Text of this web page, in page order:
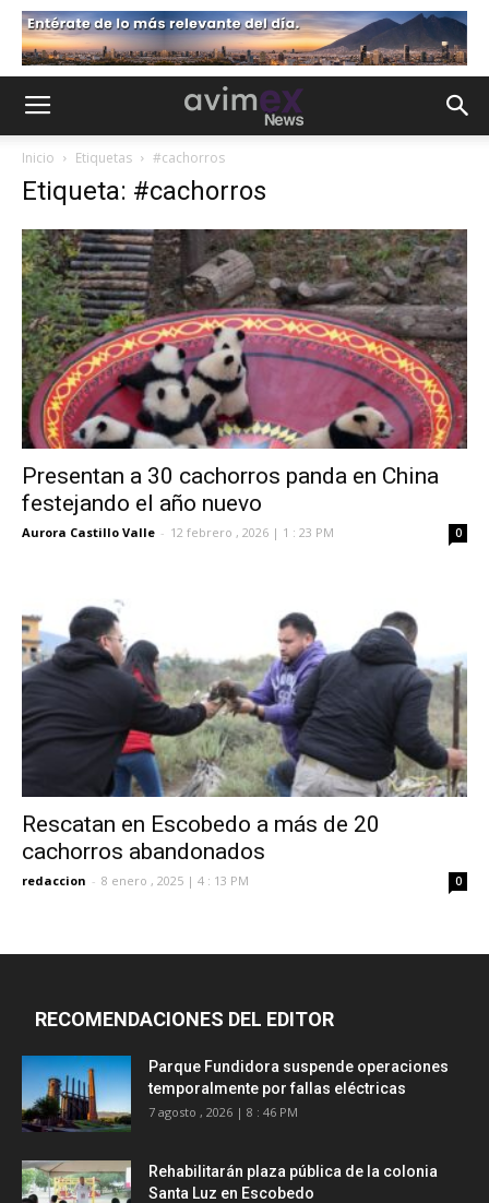
Inicio Etiquetas #cachorros
Etiqueta: #cachorros
Presentan a 30 cachorros panda en China
festejando el año nuevo
Aurora Castillo Valle - 12 febrero , 2026 | 1 : 23 PM 0
Rescatan en Escobedo a más de 20
cachorros abandonados
redaccion - 8 enero , 2025 | 4 : 13 PM 0
RECOMENDACIONES DEL EDITOR
Parque Fundidora suspende operaciones
temporalmente por fallas eléctricas
7 agosto , 2026 | 8 : 46 PM
Rehabilitarán plaza pública de la colonia
Santa Luz en Escobedo